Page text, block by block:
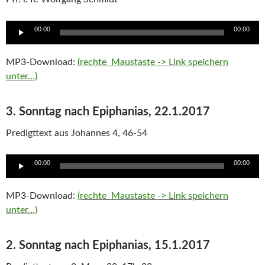
00:00 00:00
MP3-Download: (rechte Maustaste -> Link speichern
unter…)
3. Sonntag nach Epiphanias, 22.1.2017
Predigttext aus Johannes 4, 46-54
00:00 00:00
MP3-Download: (rechte Maustaste -> Link speichern
unter…)
2. Sonntag nach Epiphanias, 15.1.2017